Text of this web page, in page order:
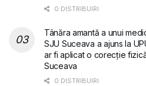
0 DISTRIBUIRI
Tânăra amantă a unui
SJU Suceava a ajuns la
ar fi aplicat o corecție
Suceava
0 DISTRIBUIRI